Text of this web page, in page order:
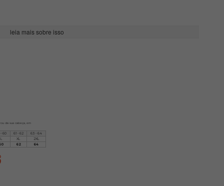
leia mais sobre isso
da sua cabeça, em
- 60 61 - 62
63 - 64
L
XL
2XL
62 64